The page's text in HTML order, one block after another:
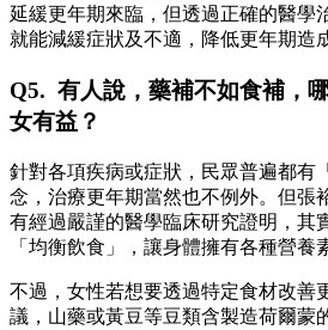
延緩更年期來臨，但透過正確的醫學
就能減緩症狀及不適，降低更年期造
Q5. 有人說，藥補不如食補，
女有益？
針對各項疾病或症狀，民眾普遍都有
念，治療更年期當然也不例外。但張
有經過嚴謹的醫學臨床研究證明，其
「均衡飲食」，讓身體擁有各種營養
不過，女性若想要透過特定食材改善
議，山藥或黃豆等豆類含製造荷爾蒙